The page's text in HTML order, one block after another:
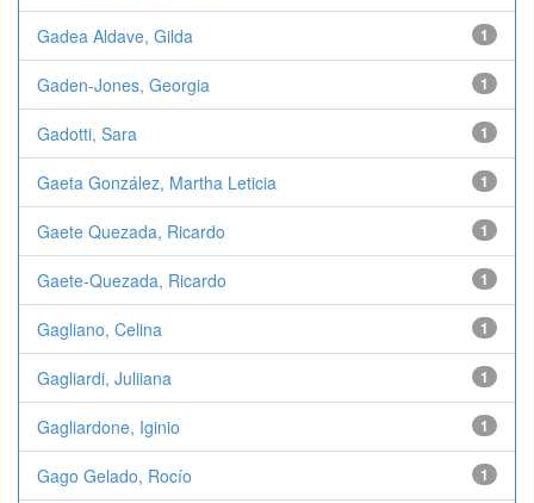
Gadea Aldave, Gilda 1
Gaden-Jones, Georgia 1
Gadotti, Sara 1
Gaeta González, Martha Leticia 1
Gaete Quezada, Ricardo 1
Gaete-Quezada, Ricardo 1
Gagliano, Celina 1
Gagliardi, Juliiana 1
Gagliardone, Iginio 1
Gago Gelado, Rocío 1